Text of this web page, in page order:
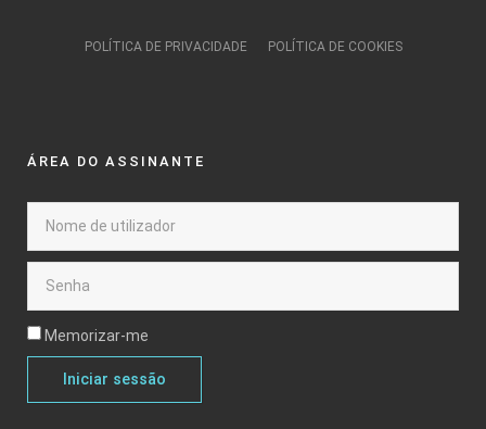
POLÍTICA DE PRIVACIDADE POLÍTICA DE COOKIES
ÁREA DO ASSINANTE
Memorizar-me
Iniciar sessão